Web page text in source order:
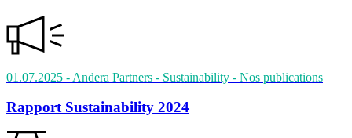
01.07.2025 - Andera Partners - Sustainability - Nos publications
Rapport Sustainability 2024